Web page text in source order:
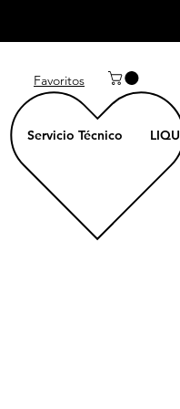
Favoritos
Servicio Técnico